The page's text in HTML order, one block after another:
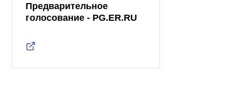
Предварительное
голосование - PG.ER.RU